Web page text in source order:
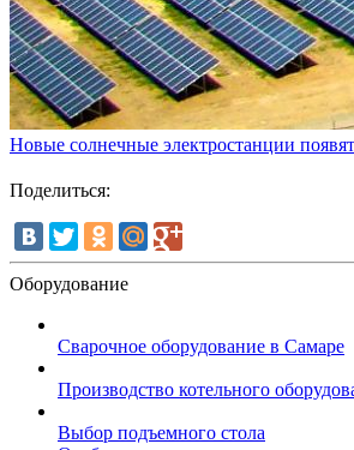
Новые солнечные электростанции
Поделиться:
Оборудование
Сварочное оборудование в Самаре
Производство котельного
Выбор подъемного стола